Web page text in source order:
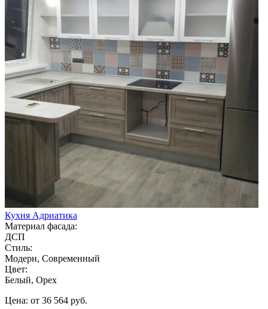
Кухня Адриатика
Материал фасада:
ДСП
Стиль:
Модерн, Современный
Цвет:
Белый, Орех
Цена: от 36 564 руб.